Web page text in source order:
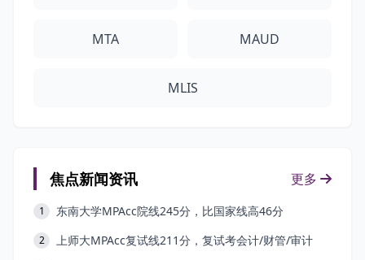
MTA MAUD
MLIS
焦点新闻资讯 更多
1 东南大学MPAcc院线245分，比国家线高46分
2 上师大MPAcc复试线211分，复试考会计/财管/审计